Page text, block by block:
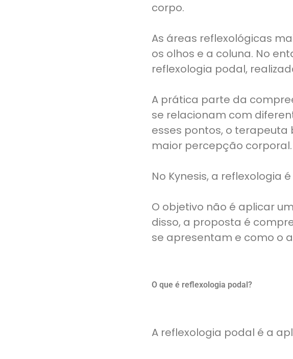
corpo.
As áreas reflexológicas
os olhos e a coluna. No
reflexologia podal,
A prática parte da
se relacionam com
esses pontos, o
maior percepção corporal.
No Kynesis, a reflexologia
O objetivo não é aplicar
disso, a proposta é
se apresentam e como o
O que é reflexologia podal?
A reflexologia podal é a